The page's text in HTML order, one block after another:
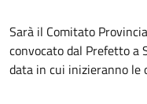
Sarà il Comitato
convocato dal Prefetto a
data in cui inizieranno le